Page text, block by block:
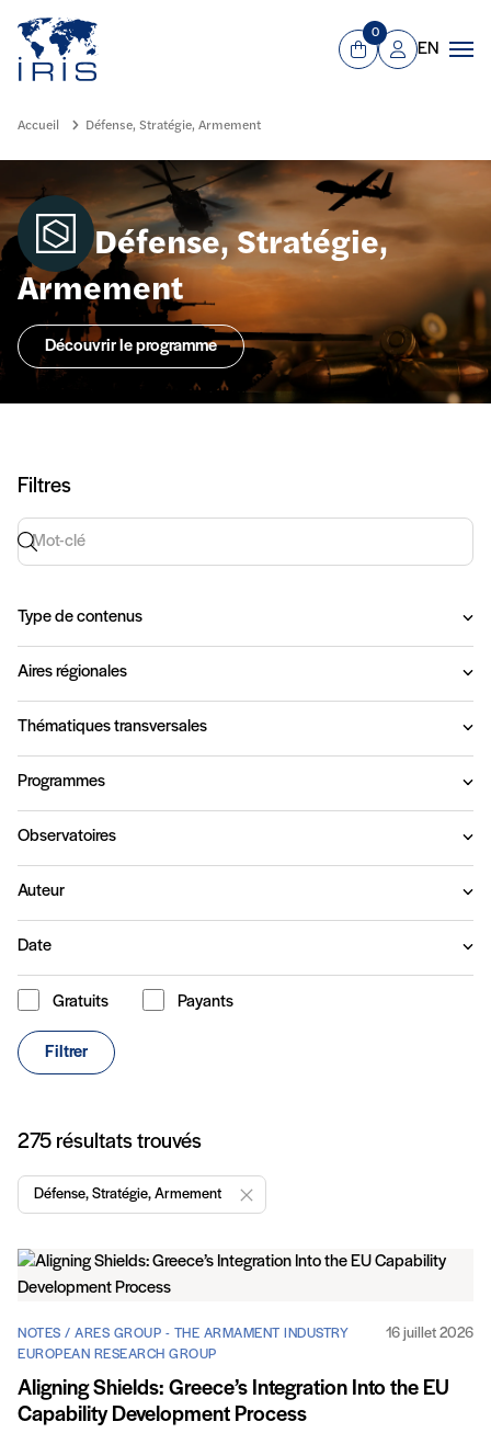
Aller au contenu principal
Panier
0
Mon compte
EN
Accueil Défense, Stratégie, Armement
Défense, Stratégie,
Armement
Découvrir le programme
Filtres
Recherche par mot-clé
Type de contenus
Aires régionales
Thématiques transversales
Programmes
Observatoires
Auteur
Date
Type de contenu
Gratuits Payants
Filtrer
Articles
275 résultats trouvés
Défense, Stratégie, Armement
Enlever "Défense, Stratégie,
NOTES / ARES GROUP - THE ARMAMENT INDUSTRY
EUROPEAN RESEARCH GROUP
16 juillet 2026
Aligning Shields: Greece’s Integration Into the EU
Capability Development Process